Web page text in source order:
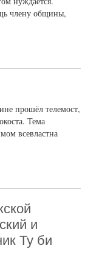
члену общины,
прошёл телемост,
Тема
всевластна
и
Ту би